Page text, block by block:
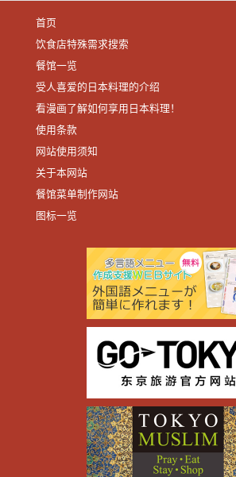
首页
饮食店特殊需求搜索
餐馆一览
受人喜爱的日本料理的介绍
看漫画了解如何享用日本料理！
使用条款
网站使用须知
关于本网站
餐馆菜单制作网站
图标一览